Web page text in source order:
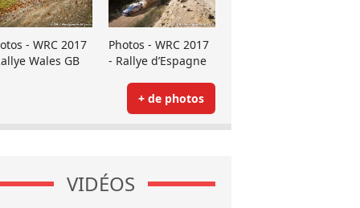
- WRC 2017
Wales GB
Photos - WRC 2017
- Rallye d’Espagne
+ de photos
VIDÉOS